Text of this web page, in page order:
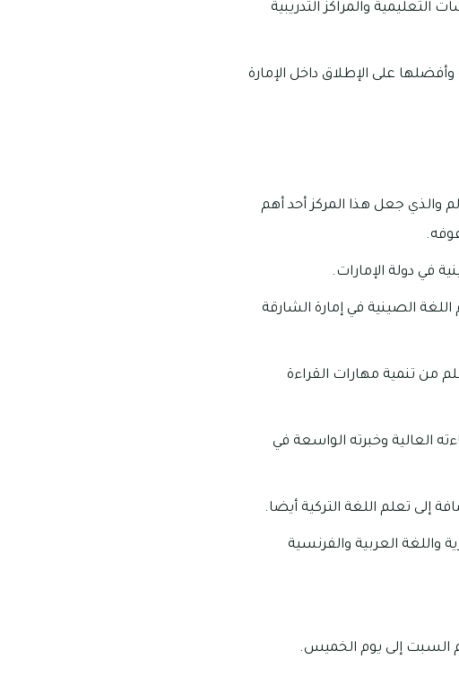
والمراكز التدريبية
على الإطلاق داخل الإمارة
والذي جعل هذا المركز أحد أهم
في دولة الإمارات.
الصينية في إمارة الشارقة
من تنمية مهارات القراءة
العالية وخبرته الواسعة في
إلى تعلم اللغة التركية أيضا.
واللغة العربية والفرنسية